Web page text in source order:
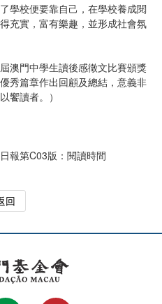
學校便要靠自己，在學校養成閱
充實，富有樂趣，並形成社會氛
澳門中學生讀後感徵文比賽頒獎
秀篇章作出回顧及總結，意義非
饗讀者。）
報第C03版：閱讀時間
回